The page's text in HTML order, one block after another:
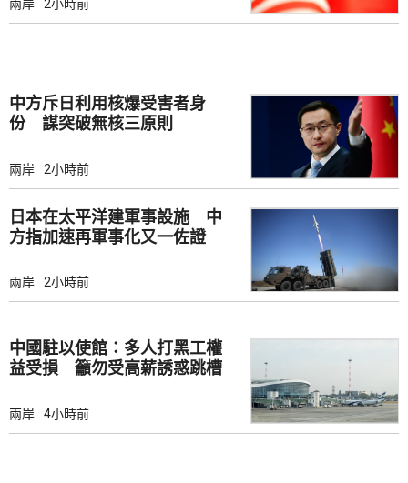
兩岸 2小時前
中方斥日利用核爆受害者身
份 謀突破無核三原則
兩岸 2小時前
日本在太平洋建軍事設施 中
方指加速再軍事化又一佐證
兩岸 2小時前
中國駐以使館：多人打黑工權
益受損 籲勿受高薪誘惑跳槽
兩岸 4小時前